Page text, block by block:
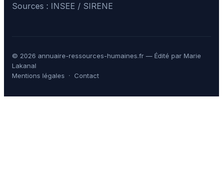
Sources : INSEE / SIRENE
© 2026 annuaire-ressources-humaines.fr — Édité par Marie
Lakanal
Mentions légales · Contact